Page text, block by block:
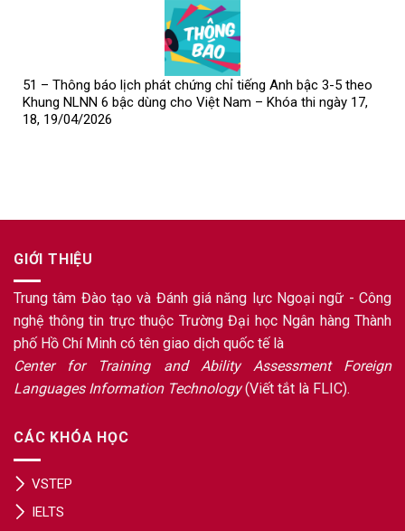
51 – Thông báo lịch phát chứng chỉ tiếng Anh bậc 3-5 theo
Khung NLNN 6 bậc dùng cho Việt Nam – Khóa thi ngày 17,
18, 19/04/2026
GIỚI THIỆU
Trung tâm Đào tạo và Đánh giá năng lực Ngoại ngữ - Công
nghệ thông tin trực thuộc Trường Đại học Ngân hàng Thành
phố Hồ Chí Minh có tên giao dịch quốc tế là
Center for Training and Ability Assessment Foreign
Languages Information Technology(Viết tắt là FLIC).
CÁC KHÓA HỌC
VSTEP
IELTS